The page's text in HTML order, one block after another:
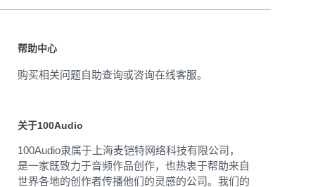
帮助中心
购买相关问题自助查询或咨询在线客服。
关于100Audio
100Audio隶属于上海麦铠特网络科技有限公司，
是一家既致力于音频作品创作，也热衷于帮助来自
世界各地的创作者传播他们的灵感的公司。我们的